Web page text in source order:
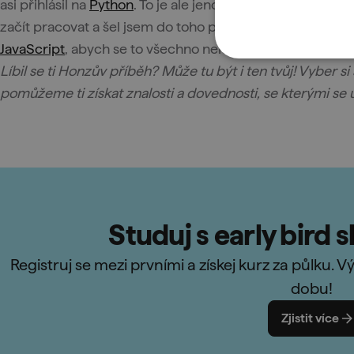
asi přihlásil na Python. To je ale jenom můj osobní
začít pracovat a šel jsem do toho po hlavě. Kdybych
JavaScript, abych se to všechno nemusel učit v práci
Líbil se ti Honzův příběh? Může tu být i ten tvůj! Vyber si
pomůžeme ti získat znalosti a dovednosti, se kterými se
Studuj s early bird
Registruj se mezi prvními a získej kurz za půlku.
dobu!
Zjistit více